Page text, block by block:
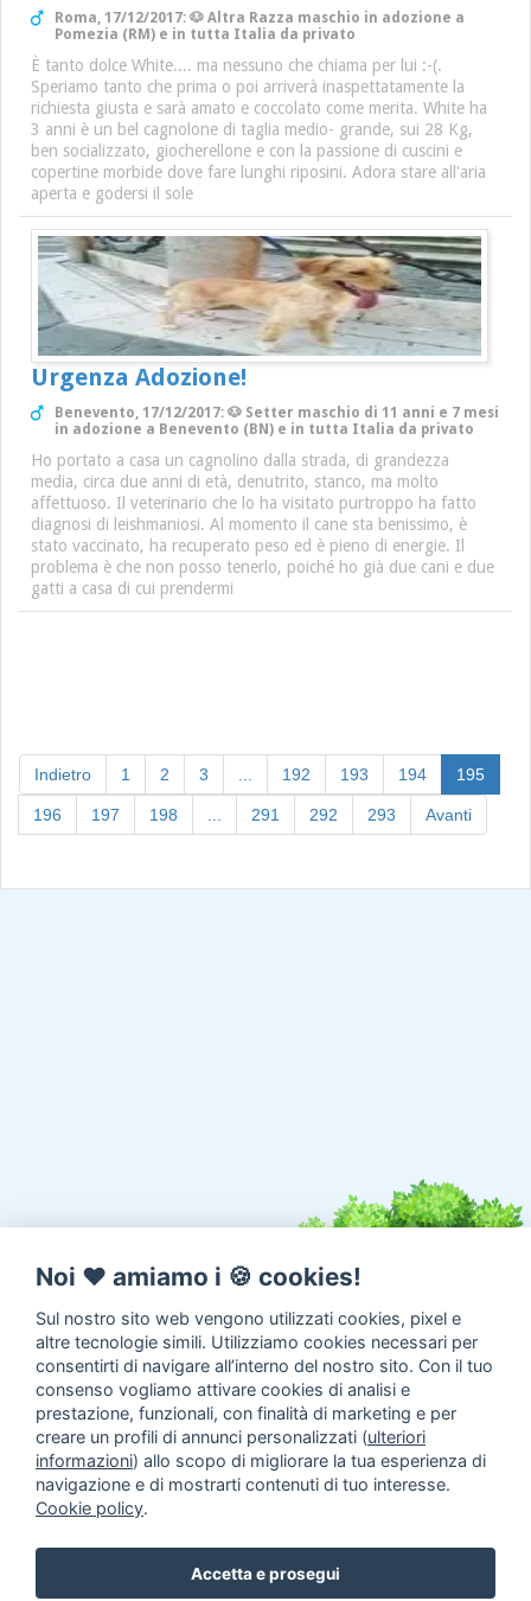
Roma, 17/12/2017: 🐶 Altra Razza maschio in adozione a
Pomezia (RM) e in tutta Italia da privato
È tanto dolce White.... ma nessuno che chiama per lui :-(.
Speriamo tanto che prima o poi arriverà inaspettatamente la
richiesta giusta e sarà amato e coccolato come merita. White ha
3 anni è un bel cagnolone di taglia medio- grande, sui 28 Kg,
ben socializzato, giocherellone e con la passione di cuscini e
copertine morbide dove fare lunghi riposini. Adora stare all'aria
aperta e godersi il sole
Urgenza Adozione!
Benevento, 17/12/2017: 🐶 Setter maschio di 11 anni e 7 mesi
in adozione a Benevento (BN) e in tutta Italia da privato
Ho portato a casa un cagnolino dalla strada, di grandezza
media, circa due anni di età, denutrito, stanco, ma molto
affettuoso. Il veterinario che lo ha visitato purtroppo ha fatto
diagnosi di leishmaniosi. Al momento il cane sta benissimo, è
stato vaccinato, ha recuperato peso ed è pieno di energie. Il
problema è che non posso tenerlo, poiché ho già due cani e due
gatti a casa di cui prendermi
Indietro 1 2 3 192 193 194 195
196 197 198 291 292 293 Avanti
Inserisci un annuncio
Noi ♥️ amiamo i 🍪 cookies!
Sul nostro sito web vengono utilizzati cookies, pixel e
altre tecnologie simili. Utilizziamo cookies necessari per
consentirti di navigare all’interno del nostro sito. Con il tuo
consenso vogliamo attivare cookies di analisi e
prestazione, funzionali, con finalità di marketing e per
creare un profili di annunci personalizzati (ulteriori
informazioni) allo scopo di migliorare la tua esperienza di
navigazione e di mostrarti contenuti di tuo interesse.
Cookie policy.
Accetta e prosegui